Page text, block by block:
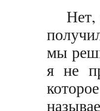
мы
я не